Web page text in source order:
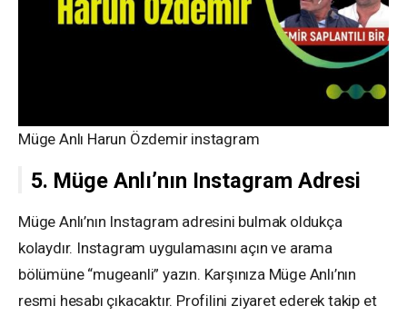
Müge Anlı Harun Özdemir instagram
5. Müge Anlı’nın Instagram Adresi
Müge Anlı’nın Instagram adresini bulmak oldukça
kolaydır. Instagram uygulamasını açın ve arama
bölümüne “mugeanli” yazın. Karşınıza Müge Anlı’nın
resmi hesabı çıkacaktır. Profilini ziyaret ederek takip et